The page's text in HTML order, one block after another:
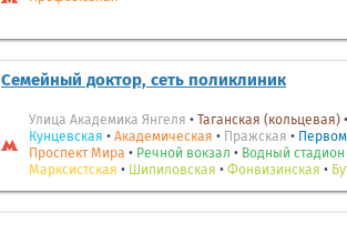
Семейный доктор, сеть поликлиник
Улица Академика Янгеля • Таганская (кольцевая) •
Кунцевская • Академическая • Пражская •
Проспект Мира • Речной вокзал • Водный стадион
Марксистская • Шипиловская • Фонвизинская •